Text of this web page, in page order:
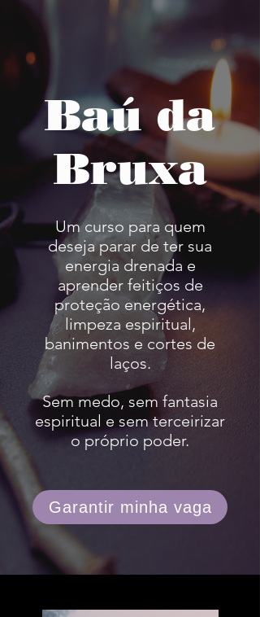
Baú da
Bruxa
Um curso para quem
deseja parar de ter sua
energia drenada e
aprender feitiços de
proteção energética,
limpeza espiritual,
banimentos e cortes de
laços.
Sem medo, sem fantasia
espiritual e sem terceirizar
o próprio poder.
Garantir minha vaga